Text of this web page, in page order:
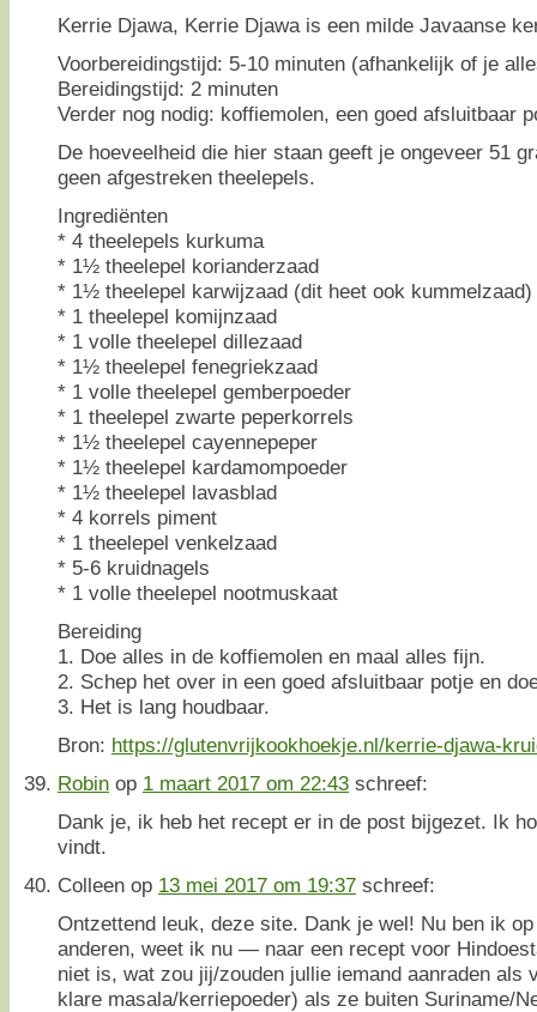
Kerrie Djawa, Kerrie Djawa is een milde Javaanse
Voorbereidingstijd: 5-10 minuten (afhankelijk of je
Bereidingstijd: 2 minuten
Verder nog nodig: koffiemolen, een goed afsluitbaar
De hoeveelheid die hier staan geeft je ongeveer 51
geen afgestreken theelepels.
Ingrediënten
* 4 theelepels kurkuma
* 1½ theelepel korianderzaad
* 1½ theelepel karwijzaad (dit heet ook kummelzaad)
* 1 theelepel komijnzaad
* 1 volle theelepel dillezaad
* 1½ theelepel fenegriekzaad
* 1 volle theelepel gemberpoeder
* 1 theelepel zwarte peperkorrels
* 1½ theelepel cayennepeper
* 1½ theelepel kardamompoeder
* 1½ theelepel lavasblad
* 4 korrels piment
* 1 theelepel venkelzaad
* 5-6 kruidnagels
* 1 volle theelepel nootmuskaat
Bereiding
1. Doe alles in de koffiemolen en maal alles fijn.
2. Schep het over in een goed afsluitbaar potje en
3. Het is lang houdbaar.
Bron: https://glutenvrijkookhoekje.nl/kerrie-djawa-
Robin op 1 maart 2017 om 22:43 schreef:
Dank je, ik heb het recept er in de post bijgezet. Ik
vindt.
Colleen op 13 mei 2017 om 19:37 schreef:
Ontzettend leuk, deze site. Dank je wel! Nu ben ik
anderen, weet ik nu — naar een recept voor
niet is, wat zou jij/zouden jullie iemand aanraden als
klare masala/kerriepoeder) als ze buiten Suriname/